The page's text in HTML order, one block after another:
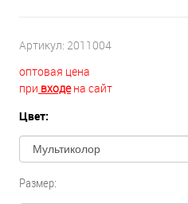
Артикул: 2011004
оптовая цена
при входена сайт
Цвет:
Размер: